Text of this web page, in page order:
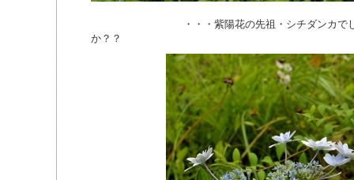
・・・紫陽花の先祖・シチダンカでし
か？？